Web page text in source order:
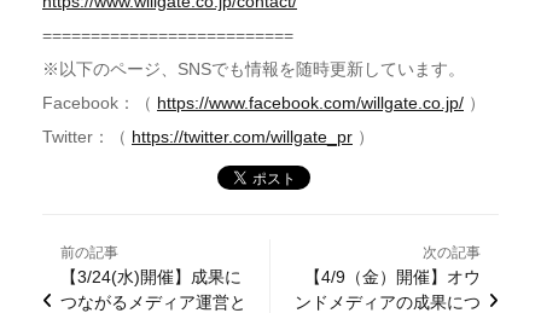
==========================
※以下のページ、SNSでも情報を随時更新しています。
Facebook：（ https://www.facebook.com/willgate.co.jp/ ）
Twitter：（ https://twitter.com/willgate_pr ）
前の記事
【3/24(水)開催】成果に
つながるメディア運営と
次の記事
【4/9（金）開催】オウ
ンドメディアの成果につ